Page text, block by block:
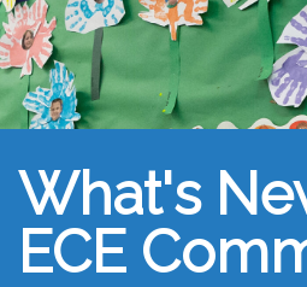
What's
ECE